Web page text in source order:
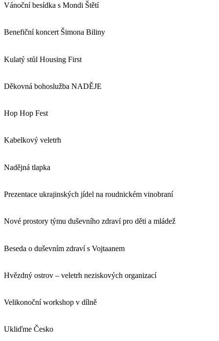
Vánoční besídka s Mondi Štětí
Benefiční koncert Šimona Biliny
Kulatý stůl Housing First
Děkovná bohoslužba NADĚJE
Hop Hop Fest
Kabelkový veletrh
Nadějná tlapka
Prezentace ukrajinských jídel na roudnickém vinobraní
Nové prostory týmu duševního zdraví pro děti a mládež
Beseda o duševním zdraví s Vojtaanem
Hvězdný ostrov – veletrh neziskových organizací
Velikonoční workshop v dílně
Ukliďme Česko